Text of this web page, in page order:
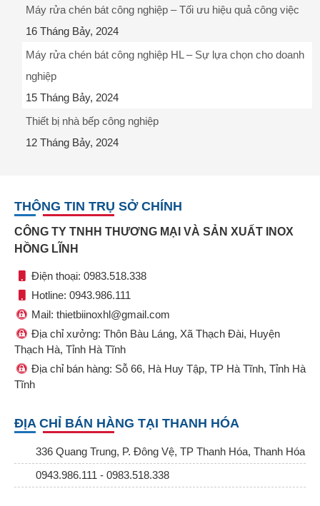
Máy rửa chén bát công nghiệp – Tối ưu hiệu quả công việc
16 Tháng Bảy, 2024
Máy rửa chén bát công nghiệp HL – Sự lựa chọn cho doanh
nghiệp
15 Tháng Bảy, 2024
Thiết bị nhà bếp công nghiệp
12 Tháng Bảy, 2024
THÔNG TIN TRỤ SỞ CHÍNH
CÔNG TY TNHH THƯƠNG MẠI VÀ SẢN XUẤT INOX
HỒNG LĨNH
Điện thoại: 0983.518.338
Hotline: 0943.986.111
Mail: thietbiinoxhl@gmail.com
Địa chỉ xưởng: Thôn Bàu Láng, Xã Thạch Đài, Huyện
Thạch Hà, Tỉnh Hà Tĩnh
Địa chỉ bán hàng: Sỗ 66, Hà Huy Tập, TP Hà Tĩnh, Tỉnh Hà
Tĩnh
ĐỊA CHỈ BÁN HÀNG TẠI THANH HÓA
336 Quang Trung, P. Đông Vệ, TP Thanh Hóa, Thanh Hóa
0943.986.111 - 0983.518.338